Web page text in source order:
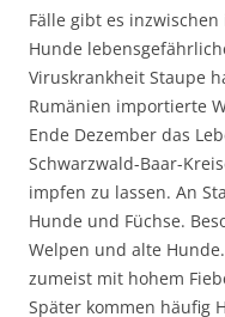
Fälle gibt es
Hunde
Viruskrankheit Staupe
Rumänien importierte
Ende Dezember das
Schwarzwald-Baar-
impfen zu lassen. An
Hunde und Füchse.
Welpen und alte
zumeist mit hohem
Später kommen häufig